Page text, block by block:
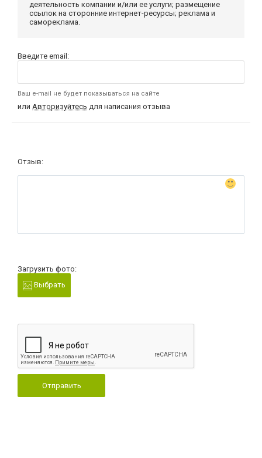
деятельность компании и/или ее услуги; размещение
ссылок на сторонние интернет-ресурсы; реклама и
самореклама.
Введите email:
Ваш e-mail не будет показываться на сайте
или Авторизуйтесь для написания отзыва
Отзыв:
Загрузить фото:
Выбрать
Отправить